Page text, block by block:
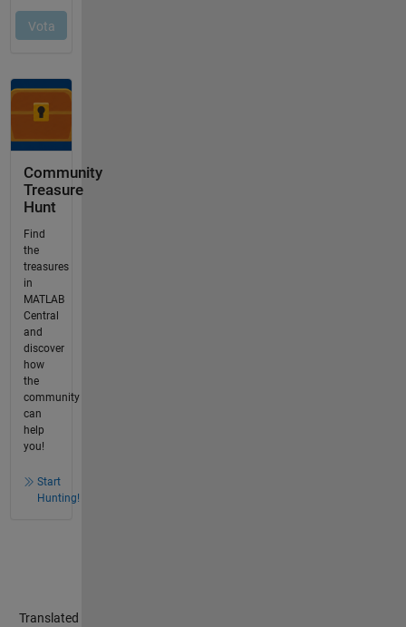
Community
Treasure
Hunt
Find
the
treasures
in
MATLAB
Central
and
discover
how
the
community
can
help
you!
Start
Hunting!
Translated